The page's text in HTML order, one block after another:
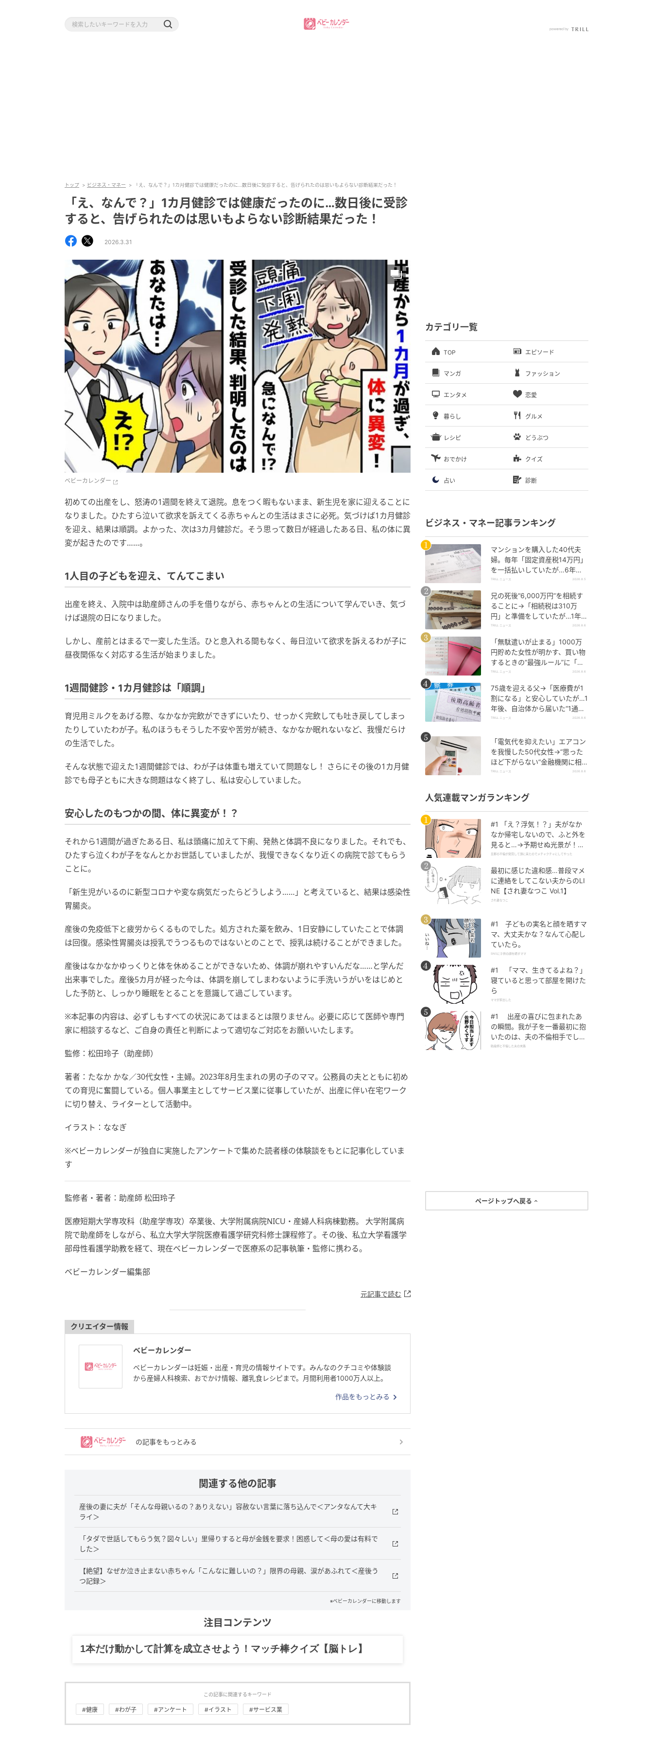
トップ ビジネス・マネー 「え、なんで？」1カ月健診では健康だったのに…数日後に受診すると、告げられたのは思いもよらない診断結果だった！
「え、なんで？」1カ月健診では健康だったのに…数日後に受診
すると、告げられたのは思いもよらない診断結果だった！
2026.3.31
ベビーカレンダー
初めての出産をし、怒涛の1週間を終えて退院。息をつく暇もないまま、新生児を家に迎えることに
なりました。ひたすら泣いて欲求を訴えてくる赤ちゃんとの生活はまさに必死。気づけば1カ月健診
を迎え、結果は順調。よかった、次は3カ月健診だ。そう思って数日が経過したある日、私の体に異
変が起きたのです……。
1人目の子どもを迎え、てんてこまい
出産を終え、入院中は助産師さんの手を借りながら、赤ちゃんとの生活について学んでいき、気づ
けば退院の日になりました。
しかし、産前とはまるで一変した生活。ひと息入れる間もなく、毎日泣いて欲求を訴えるわが子に
昼夜関係なく対応する生活が始まりました。
1週間健診・1カ月健診は「順調」
育児用ミルクをあげる際、なかなか完飲ができずにいたり、せっかく完飲しても吐き戻してしまっ
たりしていたわが子。私のほうもそうした不安や苦労が続き、なかなか眠れないなど、我慢だらけ
の生活でした。
そんな状態で迎えた1週間健診では、わが子は体重も増えていて問題なし！ さらにその後の1カ月健
診でも母子ともに大きな問題はなく終了し、私は安心していました。
安心したのもつかの間、体に異変が！？
それから1週間が過ぎたある日、私は頭痛に加えて下痢、発熱と体調不良になりました。それでも、
ひたすら泣くわが子をなんとかお世話していましたが、我慢できなくなり近くの病院で診てもらう
ことに。
「新生児がいるのに新型コロナや変な病気だったらどうしよう……」と考えていると、結果は感染性
胃腸炎。
産後の免疫低下と疲労からくるものでした。処方された薬を飲み、1日安静にしていたことで体調
は回復。感染性胃腸炎は授乳でうつるものではないとのことで、授乳は続けることができました。
産後はなかなかゆっくりと体を休めることができないため、体調が崩れやすいんだな……と学んだ
出来事でした。産後5カ月が経った今は、体調を崩してしまわないように手洗いうがいをはじめと
した予防と、しっかり睡眠をとることを意識して過ごしています。
※本記事の内容は、必ずしもすべての状況にあてはまるとは限りません。必要に応じて医師や専門
家に相談するなど、ご自身の責任と判断によって適切なご対応をお願いいたします。
監修：松田玲子（助産師）
著者：たなか かな／30代女性・主婦。2023年8月生まれの男の子のママ。公務員の夫とともに初め
ての育児に奮闘している。個人事業主としてサービス業に従事していたが、出産に伴い在宅ワーク
に切り替え、ライターとして活動中。
イラスト：ななぎ
※ベビーカレンダーが独自に実施したアンケートで集めた読者様の体験談をもとに記事化していま
す
監修者・著者：助産師 松田玲子
医療短期大学専攻科（助産学専攻）卒業後、大学附属病院NICU・産婦人科病棟勤務。 大学附属病
院で助産師をしながら、私立大学大学院医療看護学研究科修士課程修了。その後、私立大学看護学
部母性看護学助教を経て、現在ベビーカレンダーで医療系の記事執筆・監修に携わる。
ベビーカレンダー編集部
元記事で読む
クリエイター情報
ベビーカレンダー
ベビーカレンダーは妊娠・出産・育児の情報サイトです。みんなのクチコミや体験談
から産婦人科検索、おでかけ情報、離乳食レシピまで。月間利用者1000万人以上。
作品をもっとみる
の記事をもっとみる
関連する他の記事
産後の妻に夫が「そんな母親いるの？ありえない」容赦ない言葉に落ち込んで＜アンタなんて大キ
ライ＞
「タダで世話してもらう気？図々しい」里帰りすると母が金銭を要求！困惑して＜母の愛は有料で
した＞
【絶望】なぜか泣き止まない赤ちゃん「こんなに難しいの？」限界の母親、涙があふれて＜産後う
つ記録＞
※ベビーカレンダーに移動します
注目コンテンツ
グルメ、ギャグ、子育て、旅行記……全部、読めます。
この記事に関連するキーワード
#健康 #わが子 #アンケート #イラスト #サービス業
カテゴリ一覧
TOP エピソード
マンガ ファッション
エンタメ 恋愛
暮らし グルメ
レシピ どうぶつ
おでかけ クイズ
占い 診断
ビジネス・マネー記事ランキング
マンションを購入した40代夫
婦。毎年「固定資産税14万円」
を一括払いしていたが…6年
後、役所から届いた“1通の通
TRILL ニュース 2026.8.5
兄の死後“6,000万円”を相続す
ることに→「相続税は310万
円」と準備をしていたが…1年
後、60代妹を直撃した“想定外
TRILL ニュース 2026.8.6
「無駄遣いが止まる」1000万
円貯めた女性が明かす、買い物
するときの“最強ルール”に「効
果的」「物欲を減らすことがで
TRILL ニュース 2026.8.6
75歳を迎える父→「医療費が1
割になる」と安心していたが…1
年後、自治体から届いた“1通の
通知”に50代娘が絶句したワケ
TRILL ニュース 2026.8.6
「電気代を抑えたい」エアコン
を我慢した50代女性→“思った
ほど下がらない”金融機関に相談
すると…返ってきた”意外な答
TRILL ニュース 2026.8.6
人気連載マンガランキング
#1 「え？浮気！？」夫がなか
なか帰宅しないので、ふと外を
見ると…→予期せぬ光景が！｜
旦那の不倫が発覚して頭に来た
旦那の不倫が発覚して頭に来たのでメチャクチャにしてやった
最初に感じた違和感…普段マメ
に連絡をしてこない夫からのLI
NE【され妻なつこ Vol.1】
され妻なつこ
#1 子どもの実名と顔を晒すマ
マ、大丈夫かな？なんて心配し
ていたら。
SNSに子供の顔を晒すママ
#1 「ママ、生きてるよね？」
寝ていると思って部屋を開けた
ら
ママが家出した
#1 出産の喜びに包まれたあ
の瞬間。我が子を一番最初に抱
いたのは、夫の不倫相手でし
た。
助産師と不倫した夫の末路
ページトップへ戻る